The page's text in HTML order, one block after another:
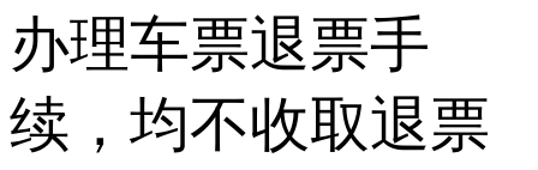
办理车票退票手
续，均不收取退票